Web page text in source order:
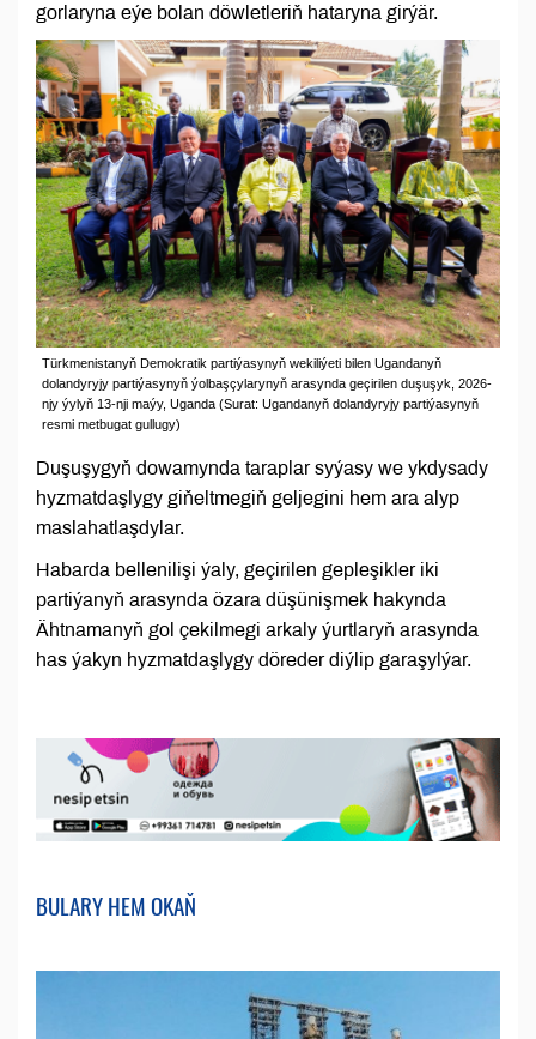
gorlaryna eýe bolan döwletleriň hataryna girýär.
Türkmenistanyň Demokratik partiýasynyň wekiliýeti bilen Ugandanyň
dolandyryjy partiýasynyň ýolbaşçylarynyň arasynda geçirilen duşuşyk, 2026-
njy ýylyň 13-nji maýy, Uganda (Surat: Ugandanyň dolandyryjy partiýasynyň
resmi metbugat gullugy)
Duşuşygyň dowamynda taraplar syýasy we ykdysady
hyzmatdaşlygy giňeltmegiň geljegini hem ara alyp
maslahatlaşdylar.
Habarda bellenilişi ýaly, geçirilen gepleşikler iki
partiýanyň arasynda özara düşünişmek hakynda
Ähtnamanyň gol çekilmegi arkaly ýurtlaryň arasynda
has ýakyn hyzmatdaşlygy döreder diýlip garaşylýar.
BULARY HEM OKAŇ